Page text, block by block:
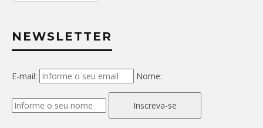
NEWSLETTER
E-mail: Nome:
Inscreva-se